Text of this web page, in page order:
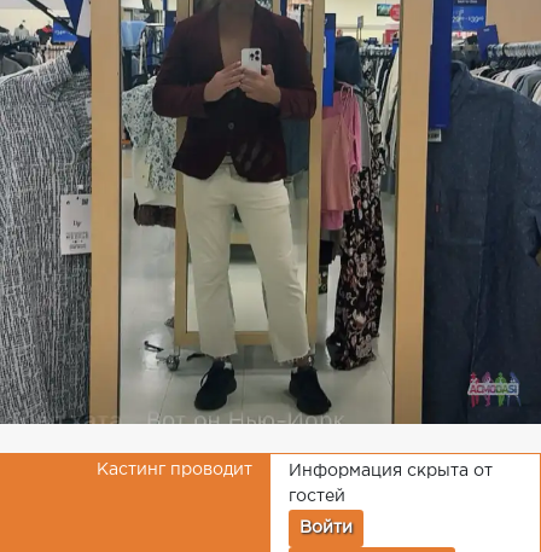
Кастинг проводит
Информация скрыта от
гостей
Войти